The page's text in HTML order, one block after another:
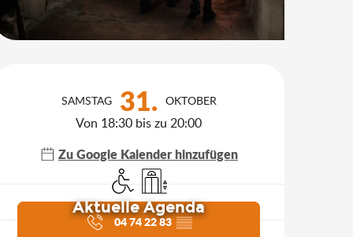
SAMSTAG 31. OKTOBER
Von 18:30 bis zu 20:00
Zu Google Kalender hinzufügen
Zugang für Behinderte
Aufzug
Aktuelle Agenda
04 74 22 83▒▒